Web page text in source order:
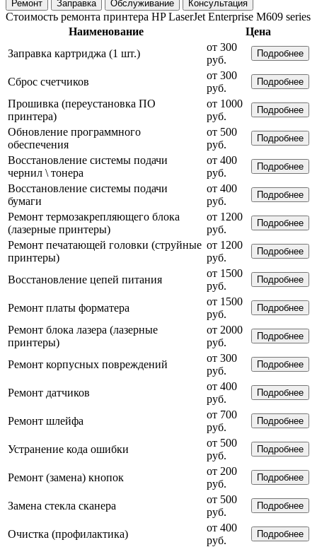
Ремонт Заправка Обслуживание Консультация
Стоимость ремонта принтера HP LaserJet Enterprise M609 series
Наименование
Цена
Заправка картриджа (1 шт.)
от 300
руб.
Подробнее
Сброс счетчиков
от 300
руб.
Подробнее
Прошивка (переустановка ПО
принтера)
от 1000
руб.
Подробнее
Обновление программного
обеспечения
от 500
руб.
Подробнее
Восстановление системы подачи
чернил \ тонера
от 400
руб.
Подробнее
Восстановление системы подачи
бумаги
от 400
руб.
Подробнее
Ремонт термозакрепляющего блока
(лазерные принтеры)
от 1200
руб.
Подробнее
Ремонт печатающей головки (струйные
принтеры)
от 1200
руб.
Подробнее
Восстановление цепей питания
от 1500
руб.
Подробнее
Ремонт платы форматера
от 1500
руб.
Подробнее
Ремонт блока лазера (лазерные
принтеры)
от 2000
руб.
Подробнее
Ремонт корпусных повреждений
от 300
руб.
Подробнее
Ремонт датчиков
от 400
руб.
Подробнее
Ремонт шлейфа
от 700
руб.
Подробнее
Устранение кода ошибки
от 500
руб.
Подробнее
Ремонт (замена) кнопок
от 200
руб.
Подробнее
Замена стекла сканера
от 500
руб.
Подробнее
Очистка (профилактика)
от 400
руб.
Подробнее